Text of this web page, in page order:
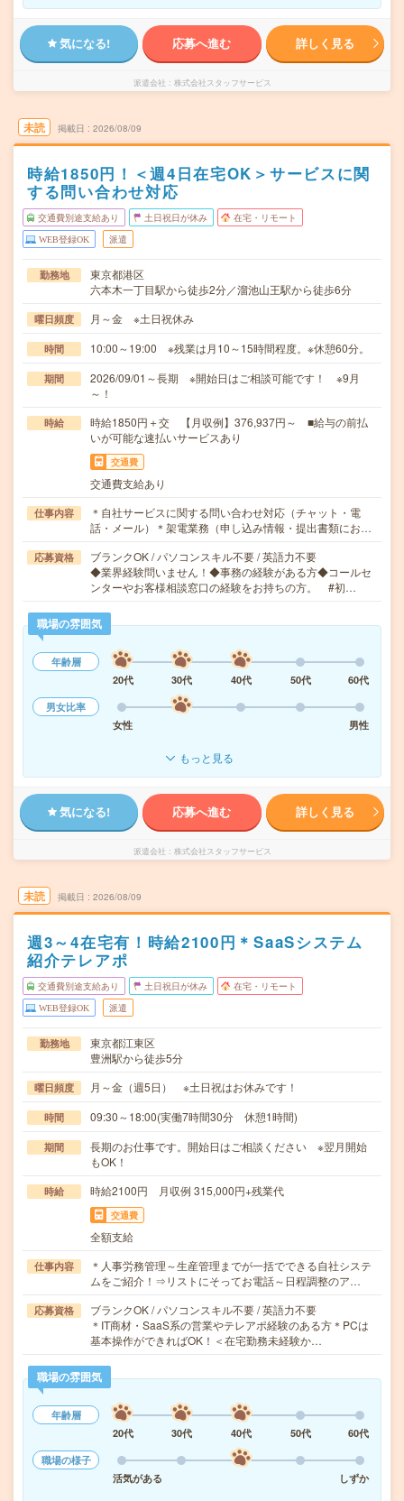
気になる! 応募へ進む 詳しく見る
派遣会社 株式会社スタッフサービス
未読 掲載日 2026/08/09
時給1850円！＜週4日在宅OK＞サービスに関
する問い合わせ対応
交通費別途支給あり 土日祝日が休み 在宅・リモート
WEB登録OK 派遣
勤務地
東京都港区
六本木一丁目駅から徒歩2分／溜池山王駅から徒歩6分
曜日頻度 月～金 ※土日祝休み
時間 10:00～19:00 ※残業は月10～15時間程度。※休憩60分。
期間
2026/09/01～長期 ※開始日はご相談可能です！ ※9月
～！
時給
時給1850円＋交 【月収例】376,937円～ ■給与の前払
いが可能な速払いサービスあり
交通費
交通費支給あり
仕事内容
＊自社サービスに関する問い合わせ対応（チャット・電
話・メール）＊架電業務（申し込み情報・提出書類にお…
応募資格
ブランクOK / パソコンスキル不要 / 英語力不要
◆業界経験問いません！◆事務の経験がある方◆コールセ
ンターやお客様相談窓口の経験をお持ちの方。 #初…
職場の雰囲気
年齢層
20代
30代 40代 50代
60代
男女比率
女性
男性
もっと見る
気になる! 応募へ進む 詳しく見る
派遣会社 株式会社スタッフサービス
未読 掲載日 2026/08/09
週3～4在宅有！時給2100円＊SaaSシステム
紹介テレアポ
交通費別途支給あり 土日祝日が休み 在宅・リモート
WEB登録OK 派遣
勤務地
東京都江東区
豊洲駅から徒歩5分
曜日頻度 月～金（週5日） ※土日祝はお休みです！
時間 09:30～18:00(実働7時間30分 休憩1時間)
期間
長期のお仕事です。開始日はご相談ください ※翌月開始
もOK！
時給 時給2100円 月収例 315,000円+残業代
交通費
全額支給
仕事内容
＊人事労務管理～生産管理までが一括でできる自社システ
ムをご紹介！⇒リストにそってお電話～日程調整のア…
応募資格
ブランクOK / パソコンスキル不要 / 英語力不要
＊IT商材・SaaS系の営業やテレアポ経験のある方＊PCは
基本操作ができればOK！＜在宅勤務未経験か…
職場の雰囲気
年齢層
20代
30代 40代 50代
60代
職場の様子
活気がある
しずか